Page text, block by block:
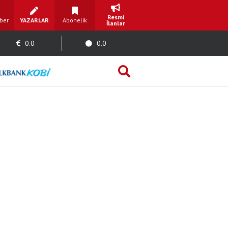
YAZARLAR Abonelik
Resmi
İlanlar
0.0 0.0